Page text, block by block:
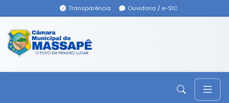
Transparência Ouvidoria / e-SIC